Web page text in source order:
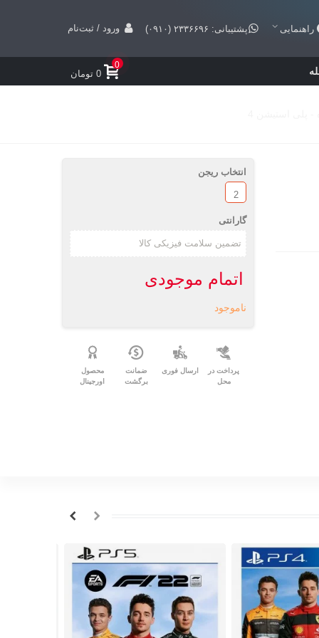
راهنمایی پشتیبانی: ۲۳۳۶۶۹۶ (۰۹۱۰) ورود / ثبت‌نام
0
0 تومان
انتخاب ریجن
2
گارانتی
اتمام موجودی
ناموجود
پرداخت در
محل
ارسال فوری
ضمانت
برگشت
محصول
اورجینال